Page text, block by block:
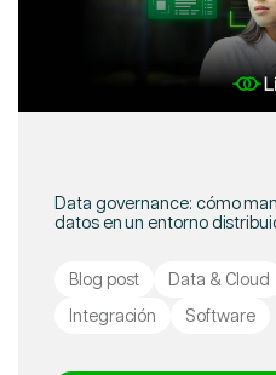
Data governance: cómo
datos en un entorno
Blog post Data & Cloud
Integración
Software